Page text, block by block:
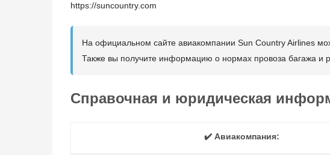
https://suncountry.com
На официальном сайте авиакомпании Sun Country Airlines
Также вы получите информацию о нормах провоза багажа и
Справочная и юридическая
✔️ Авиакомпания: